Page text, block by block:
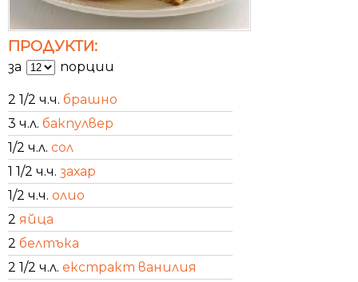
ПРОДУКТИ:
за порции
2 1/2 ч.ч. брашно
3 ч.л. бакпулвер
1/2 ч.л. сол
1 1/2 ч.ч. захар
1/2 ч.ч. олио
2 яйца
2 белтъка
2 1/2 ч.л. екстракт ванилия